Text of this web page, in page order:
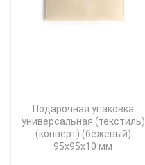
Подарочная упаковка
универсальная (текстиль)
(конверт) (бежевый)
95х95х10 мм